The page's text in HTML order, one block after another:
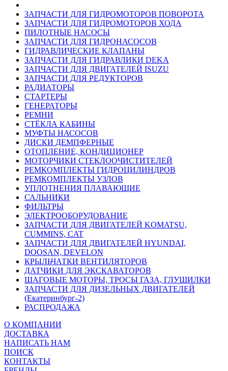
ЗАПЧАСТИ ДЛЯ ГИДРОМОТОРОВ ПОВОРОТА
ЗАПЧАСТИ ДЛЯ ГИДРОМОТОРОВ ХОДА
ПИЛОТНЫЕ НАСОСЫ
ЗАПЧАСТИ ДЛЯ ГИДРОНАСОСОВ
ГИДРАВЛИЧЕСКИЕ КЛАПАНЫ
ЗАПЧАСТИ ДЛЯ ГИДРАВЛИКИ DEKA
ЗАПЧАСТИ ДЛЯ ДВИГАТЕЛЕЙ ISUZU
ЗАПЧАСТИ ДЛЯ РЕДУКТОРОВ
РАДИАТОРЫ
СТАРТЕРЫ
ГЕНЕРАТОРЫ
РЕМНИ
СТЁКЛА КАБИНЫ
МУФТЫ НАСОСОВ
ДИСКИ ДЕМПФЕРНЫЕ
ОТОПЛЕНИЕ, КОНДИЦИОНЕР
МОТОРЧИКИ СТЕКЛООЧИСТИТЕЛЕЙ
РЕМКОМПЛЕКТЫ ГИДРОЦИЛИНДРОВ
РЕМКОМПЛЕКТЫ УЗЛОВ
УПЛОТНЕНИЯ ПЛАВАЮЩИЕ
САЛЬНИКИ
ФИЛЬТРЫ
ЭЛЕКТРООБОРУДОВАНИЕ
ЗАПЧАСТИ ДЛЯ ДВИГАТЕЛЕЙ KOMATSU,
CUMMINS, CAT
ЗАПЧАСТИ ДЛЯ ДВИГАТЕЛЕЙ HYUNDAI,
DOOSAN, DEVELON
КРЫЛЬЧАТКИ ВЕНТИЛЯТОРОВ
ДАТЧИКИ ДЛЯ ЭКСКАВАТОРОВ
ШАГОВЫЕ МОТОРЫ, ТРОСЫ ГАЗА, ГЛУШИЛКИ
ЗАПЧАСТИ ДЛЯ ДИЗЕЛЬНЫХ ДВИГАТЕЛЕЙ
(Екатеринбург-2)
РАСПРОДАЖА
О КОМПАНИИ
ДОСТАВКА
НАПИСАТЬ НАМ
ПОИСК
КОНТАКТЫ